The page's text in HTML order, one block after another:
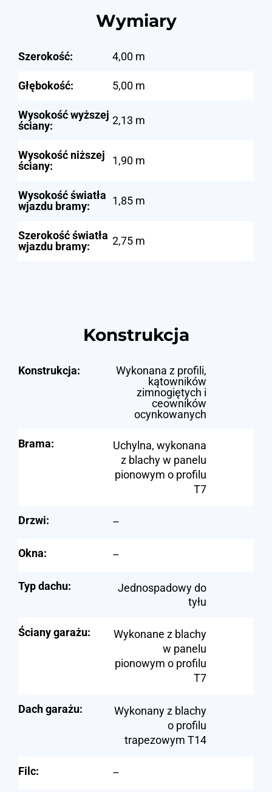
Wymiary
Szerokość: 4,00 m
Głębokość: 5,00 m
Wysokość wyższej
ściany:
2,13 m
Wysokość niższej
ściany:
1,90 m
Wysokość światła
wjazdu bramy:
1,85 m
Szerokość światła
wjazdu bramy:
2,75 m
Konstrukcja
Konstrukcja:
Wykonana z profili,
kątowników
zimnogiętych i
ceowników
ocynkowanych
Brama:
Uchylna, wykonana
z blachy w panelu
pionowym o profilu
T7
Drzwi: –
Okna: –
Typ dachu:
Jednospadowy do
tyłu
Ściany garażu:
Wykonane z blachy
w panelu
pionowym o profilu
T7
Dach garażu:
Wykonany z blachy
o profilu
trapezowym T14
Filc: –